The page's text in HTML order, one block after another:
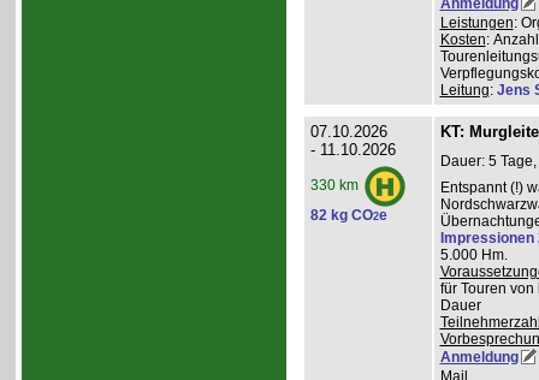
Leistungen:
Kosten:
Leitung: Jens
07.10.2026
- 11.10.2026
330 km
82 kg CO2e
KT:
Dauer: 5
Entspannt (!)
Impressionen
5.000 Hm.
für Touren
Dauer
Anmeldung
Mail.